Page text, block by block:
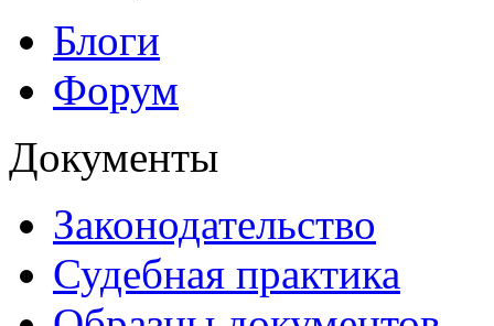
Блоги
Форум
Документы
Законодательство
Судебная практика